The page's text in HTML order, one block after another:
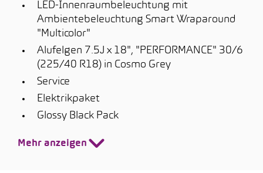
LED-Innenraumbeleuchtung mit
Ambientebeleuchtung Smart Wraparound
"Multicolor"
Alufelgen 7.5J x 18", "PERFORMANCE" 30/6
(225/40 R18) in Cosmo Grey
Service
Elektrikpaket
Glossy Black Pack
Mehr anzeigen